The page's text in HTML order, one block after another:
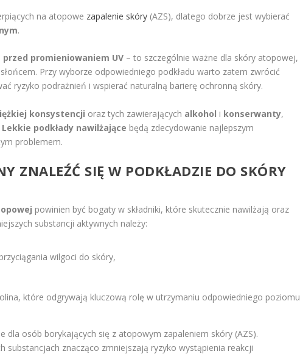
na atopowe zapalenie skóry (AZS), dlatego dobrze jest wybierać
.
przed promieniowaniem UV – to szczególnie ważne dla skóry atopowej,
Przy wyborze odpowiedniego podkładu warto zatem zwrócić
ryzyko podrażnień i wspierać naturalną barierę ochronną skóry.
konsystencji oraz tych zawierających alkohol i konserwanty,
Lekkie podkłady nawilżające będą zdecydowanie najlepszym
problemem.
ZNALEŹĆ SIĘ W PODKŁADZIE DO SKÓRY
powinien być bogaty w składniki, które skutecznie nawilżają oraz
substancji aktywnych należy:
wilgoci do skóry,
które odgrywają kluczową rolę w utrzymaniu odpowiedniego poziomu
dla osób borykających się z atopowym zapaleniem skóry (AZS).
substancjach znacząco zmniejszają ryzyko wystąpienia reakcji